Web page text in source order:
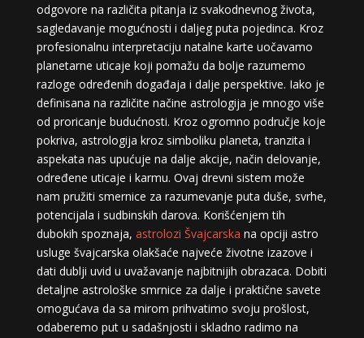
odgovore na različita pitanja iz svakodnevnog života,
sagledavanje mogućnosti i daljeg puta pojedinca. Kroz
profesionalnu interpretaciju natalne karte uočavamo
planetarne uticaje koji pomažu da bolje razumemo
razloge određenih događaja i dalje perspektive. Iako je
definisana na različite načine astrologija je mnogo više
od proricanje budućnosti. Kroz ogromno područje koje
pokriva, astrologija kroz simboliku planeta, tranzita i
aspekata nas upućuje na dalje akcije, način delovanje,
određene uticaje i karmu. Ovaj drevni sistem može
nam pružiti smernice za razumevanje puta duše, svrhe,
potencijala i sudbinskih darova. Korišćenjem tih
dubokih spoznaja, astrolozi Švajcarska na opciji astro
usluge švajcarska olakšaće najveće životne izazove i
dati dublji uvid u uvažavanje najbitnijih obrazaca. Dobiti
detaljne astrološke smrnice za dalje i praktične savete
omogućava da sa mirom prihvatimo svoju prošlost,
odaberemo put u sadašnjosti i skladno radimo na